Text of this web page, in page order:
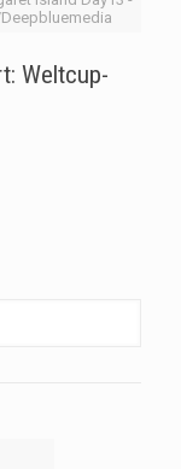
Weltcup-